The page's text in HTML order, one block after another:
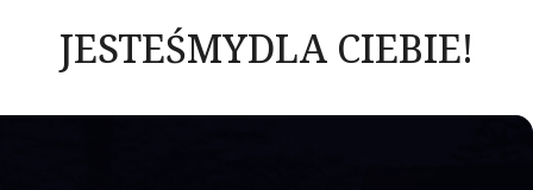
JESTEŚMYDLA CIEBIE!